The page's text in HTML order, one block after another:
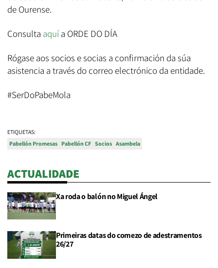
de Ourense.
Consulta aquía ORDE DO DÍA
Rógase aos socios e socias a confirmación da súa
asistencia a través do correo electrónico da entidade.
#SerDoPabeMola
ETIQUETAS:
Pabellón Promesas Pabellón CF Socios Asambela
ACTUALIDADE
Xa roda o balón no Miguel Ángel
Primeiras datas do comezo de adestramentos
26/27